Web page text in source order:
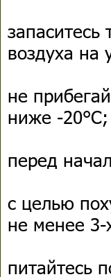
запаситесь
воздуха на
не
ниже -20°С;
перед
с целью
не менее
питайтесь